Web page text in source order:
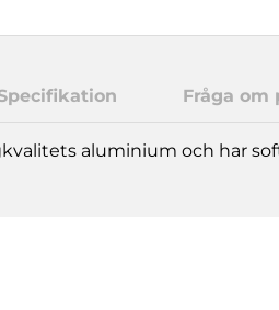
Fråga om
aluminium och har